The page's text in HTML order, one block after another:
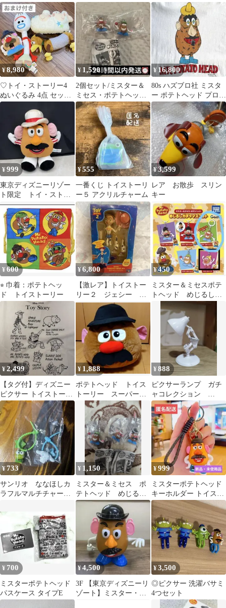
ーキー キーリング
ット
¥8,980
♡トイ・ストーリー4
ぬいぐるみ 4点 セッ
ト 2019年 グランデ
ハム おまけ
¥ 1,590
2個セット/ミスター＆
ミセス・ポテトヘッド
めじるしガチャマスコ
ット
¥ 16,800
80s ハズブロ社 ミスタ
ー ポテトヘッド プロモ
Tシャツ USA製 白 L
¥999
東京ディズニーリゾー
ト限定 トイ・ストー
リー ミスター・ポテト
ヘッド ぬいぐるみ
¥555
一番くじ トイストーリ
ー５ アクリルチャーム
¥3,599
レア お散歩 スリン
キー
¥ 600
⭐︎ 巾着：ポテトヘッ
ド トイストーリー
¥6,800
【激レア】トイストー
リー２ ジェシー ト
ーキングモデルキッ
ト トーク確認済み
¥450
ミスター＆ミセスポテ
トヘッド めじるしガ
チャマスコット C
¥2,499
【タグ付】ディズニー
ピクサー トイストーリ
ー 手書き風イラストT
シャツ LL
¥ 1,888
ポテトヘッド トイス
トーリー スーパーギ
ガザッカドームクッシ
¥888
ピクサーランプ ガチ
ャコレクション
PIXAR
¥733
サンリオ ななほしカ
ラフルマルチチャー
ロール 2個セット
¥ 1,150
ミスター＆ミセス ポ
テトヘッド めじる
し ガチャ A C D カ
プセルトイ
¥999
ミスターポテトヘッド
キーホルダー トイスト
ーリー
¥ 700
ミスターポテトヘッド
パスケース タイプE
¥4,500
3F 【東京ディズニーリ
ゾート】ミスター・ポ
¥3,500
◎ピクサー 洗濯バサミ
4つセット